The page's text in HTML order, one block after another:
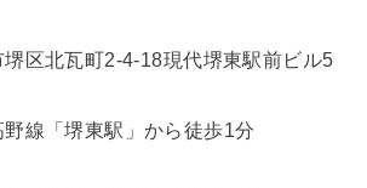
区北瓦町2-4-18現代堺東駅前ビル5
線「堺東駅」から徒歩1分